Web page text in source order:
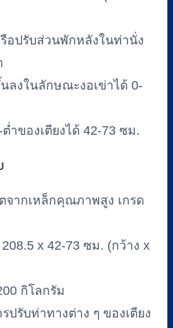
อปรับส่วนพักหลังในท่านั่ง
ลงในลักษณะงอเข่าได้ 0-
ำของเตียงได้ 42-73 ซม.
จากเหล็กคุณภาพสูง เกรด
x 42-73 ซม. (กว้าง x
กิโลกรัม
ปรับท่าทางต่าง ๆ ของเตียง